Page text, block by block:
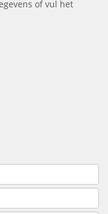
of vul het